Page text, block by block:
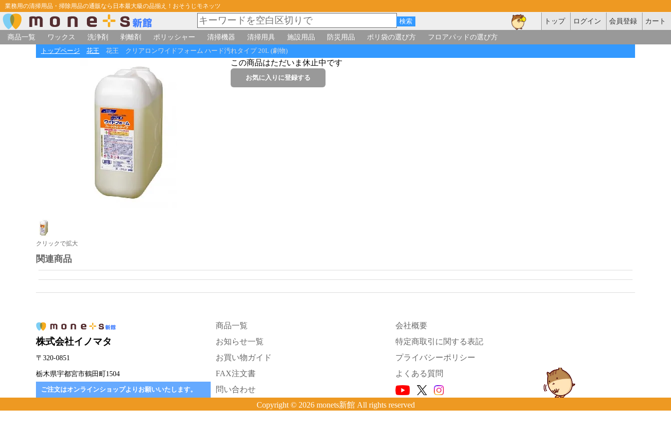
業務用の清掃用品・掃除用品の通販なら日本最大級の品揃え！おそうじモネッツ
トップ ログイン 会員登録
カート
商品一覧
ワックス 洗浄剤 剥離剤 ポリッシャー 清掃機器 清掃用具 施設用品 防災用品 ポリ袋の選び方 フロアパッドの選び方
トップページ 花王 花王 クリアロンワイドフォーム ハード汚れタイプ 20L (劇物)
クリックで拡大
この商品はただいま休止中です
関連商品
株式会社イノマタ
〒320-0851
栃木県宇都宮市鶴田町1504
ご注文はオンラインショップよりお願いいたします。
商品一覧
お知らせ一覧
お買い物ガイド
FAX注文書
問い合わせ
会社概要
特定商取引に関する表記
プライバシーポリシー
よくある質問
Copyright © 2026 monets新館 All rights reserved